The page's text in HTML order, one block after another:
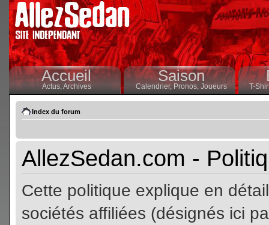
Accueil
Actus,Archives
Saison
Calendrier,Pronos, Joueurs T-
Index du forum
AllezSedan.com -
Cette politique explique en
sociétés affiliées (désignés ici